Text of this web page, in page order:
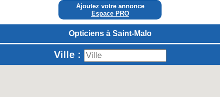
Ajoutez votre annonce
Espace PRO
Opticiens à Saint-Malo
Ville :